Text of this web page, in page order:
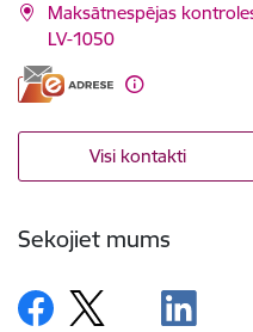
Maksātnespējas
LV-1050
Visi kontakti
Sekojiet mums